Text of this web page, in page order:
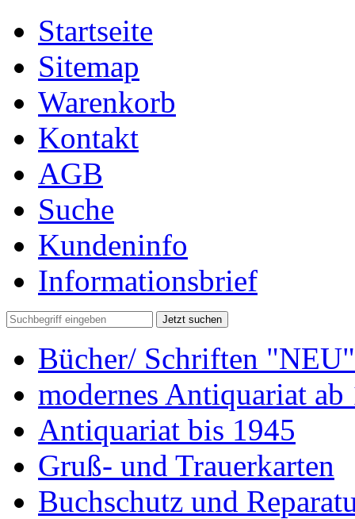
Startseite
Sitemap
Warenkorb
Kontakt
AGB
Suche
Kundeninfo
Informationsbrief
Jetzt suchen
Bücher/ Schriften "NEU"
modernes Antiquariat ab
Antiquariat bis 1945
Gruß- und Trauerkarten
Buchschutz und